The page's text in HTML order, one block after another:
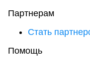
Партнерам
Стать
Помощь